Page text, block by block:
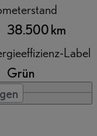
38.500 km
Label
Grün